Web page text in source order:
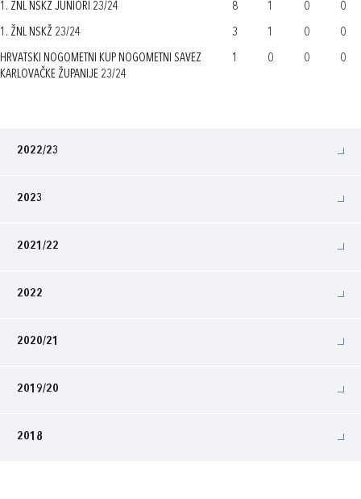
1. ŽNL NSKŽ JUNIORI 23/24 8 1 0 0
1. ŽNL NSKŽ 23/24 3 1 0 0
HRVATSKI NOGOMETNI KUP NOGOMETNI SAVEZ
KARLOVAČKE ŽUPANIJE 23/24
1 0 0 0
2022/23
2023
2021/22
2022
2020/21
2019/20
2018